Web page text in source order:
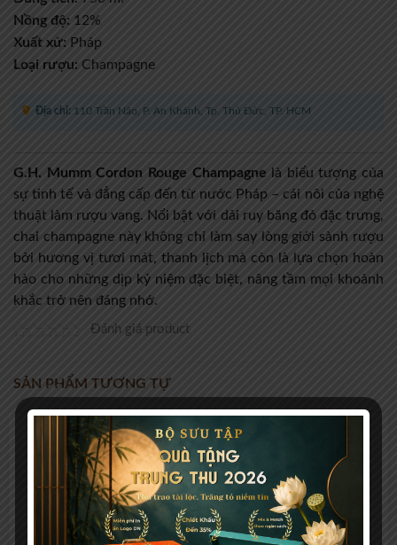
Nồng độ: 12%
Xuất xứ: Pháp
Loại rượu: Champagne
Địa chỉ: 110 Trần Não, P. An Khánh, Tp. Thủ Đức, TP. HCM
G.H. Mumm Cordon Rouge Champagne là biểu tượng của
sự tinh tế và đẳng cấp đến từ nước Pháp – cái nôi của nghệ
thuật làm rượu vang. Nổi bật với dải ruy băng đỏ đặc trưng,
chai champagne này không chỉ làm say lòng giới sành rượu
bởi hương vị tươi mát, thanh lịch mà còn là lựa chọn hoàn
hảo cho những dịp kỷ niệm đặc biệt, nâng tầm mọi khoảnh
khắc trở nên đáng nhớ.
Đánh giá product
SẢN PHẨM TƯƠNG TỰ